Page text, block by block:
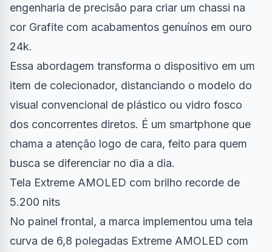
engenharia de precisão para criar um chassi na
cor Grafite com acabamentos genuínos em ouro
24k.
Essa abordagem transforma o dispositivo em um
item de colecionador, distanciando o modelo do
visual convencional de plástico ou vidro fosco
dos concorrentes diretos. É um smartphone que
chama a atenção logo de cara, feito para quem
busca se diferenciar no dia a dia.
Tela Extreme AMOLED com brilho recorde de
5.200 nits
No painel frontal, a marca implementou uma tela
curva de 6,8 polegadas Extreme AMOLED com